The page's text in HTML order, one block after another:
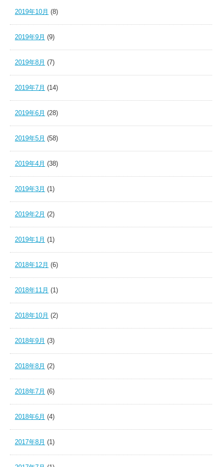
2019年10月 (8)
2019年9月 (9)
2019年8月 (7)
2019年7月 (14)
2019年6月 (28)
2019年5月 (58)
2019年4月 (38)
2019年3月 (1)
2019年2月 (2)
2019年1月 (1)
2018年12月 (6)
2018年11月 (1)
2018年10月 (2)
2018年9月 (3)
2018年8月 (2)
2018年7月 (6)
2018年6月 (4)
2017年8月 (1)